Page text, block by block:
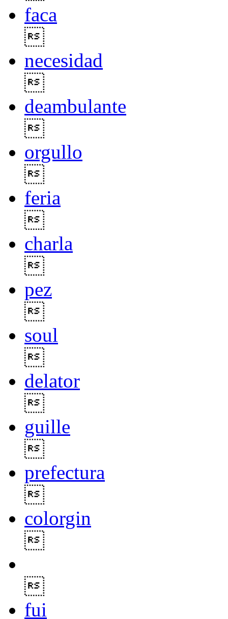
faca
necesidad
deambulante
orgullo
feria
charla
pez
soul
delator
guille
prefectura
colorgin
fui